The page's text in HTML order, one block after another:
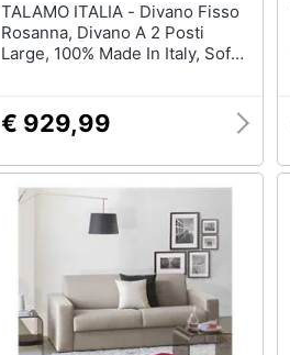
TALAMO ITALIA - Divano Fisso
Rosanna, Divano A 2 Posti
Large, 100% Made In Italy, Sofà
200x95h90, Beige
€ 929,99